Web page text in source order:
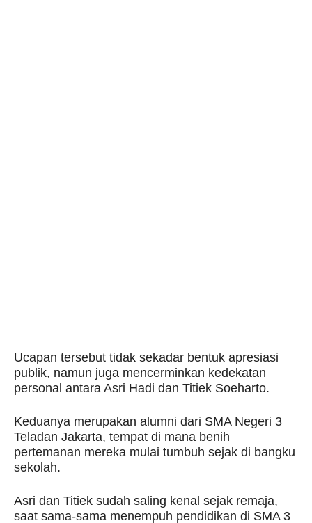
Ucapan tersebut tidak sekadar bentuk apresiasi
publik, namun juga mencerminkan kedekatan
personal antara Asri Hadi dan Titiek Soeharto.
Keduanya merupakan alumni dari SMA Negeri 3
Teladan Jakarta, tempat di mana benih
pertemanan mereka mulai tumbuh sejak di bangku
sekolah.
Asri dan Titiek sudah saling kenal sejak remaja,
saat sama-sama menempuh pendidikan di SMA 3